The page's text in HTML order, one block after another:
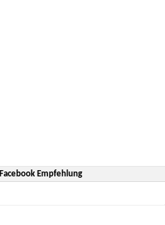
Facebook Empfehlung